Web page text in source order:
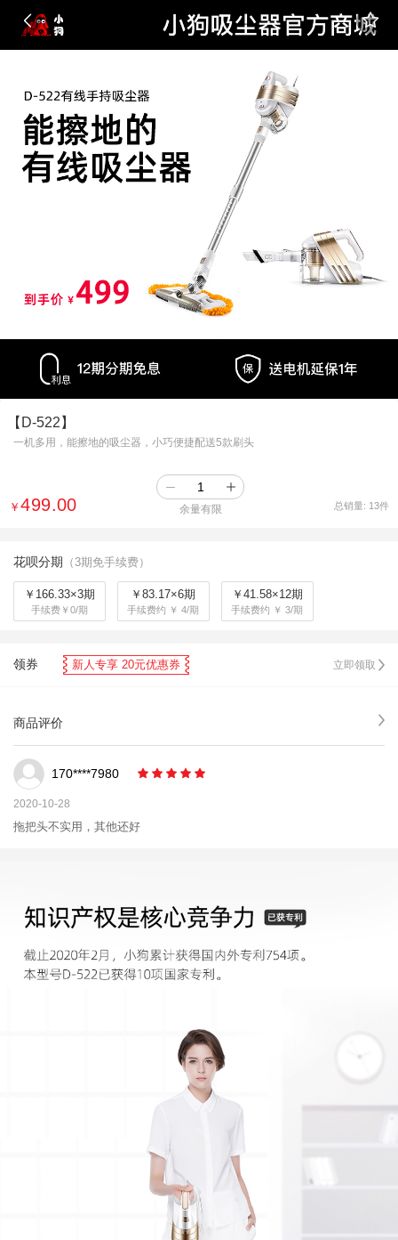
【D-522】
一机多用，能擦地的吸尘器，小巧便捷配送5款刷头
￥499.00 余量有限 总销量: 13件
花呗分期 （3期免手续费）
￥166.33×3期
手续费￥0/期
￥83.17×6期
手续费约 ￥ 4/期
￥41.58×12期
手续费约 ￥ 3/期
领券 新人专享 20元优惠券 立即领取
商品评价
170****7980
2020-10-28
拖把头不实用，其他还好